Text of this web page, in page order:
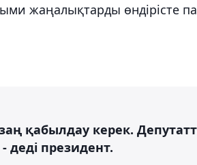
жаңалықтарды өндірісте
қабылдау керек.
президент.